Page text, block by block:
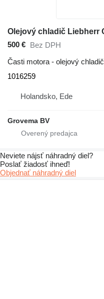
500 € Bez DPH
Časti motora - olejový chladič
1016259
Holandsko, Ede
Grovema BV
Neviete nájsť náhradný diel?
Poslať žiadosť ihneď!
Objednať náhradný diel